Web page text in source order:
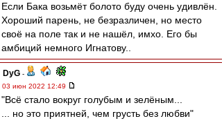
Если Бака возьмёт болото буду очень удивлён.
Хороший парень, не безразличен, но место
своё на поле так и не нашёл, имхо. Его бы
амбиций немного Игнатову..
DyG -
03 июн 2022 12:49
"Всё стало вокруг голубым и зелёным...
... но это приятней, чем грусть без любви"